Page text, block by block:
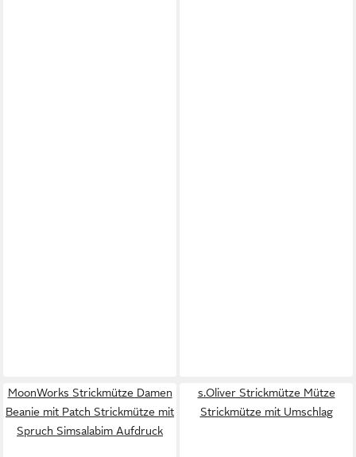
MoonWorks Strickmütze Damen
Beanie mit Patch Strickmütze mit
Spruch Simsalabim Aufdruck
s.Oliver Strickmütze Mütze
Strickmütze mit Umschlag